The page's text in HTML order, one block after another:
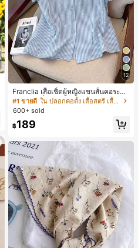
12
Franclia เสื้อเชิ้ตผู้หญิงแขนสั้นคอระบา
ยกระดุมเดี่ยวลายทาง
#1 ขายดี
ใน ปลอกคอตั้ง เสื้อสตรี เสื้อเบลาส์ & Tee
600+ sold
฿189